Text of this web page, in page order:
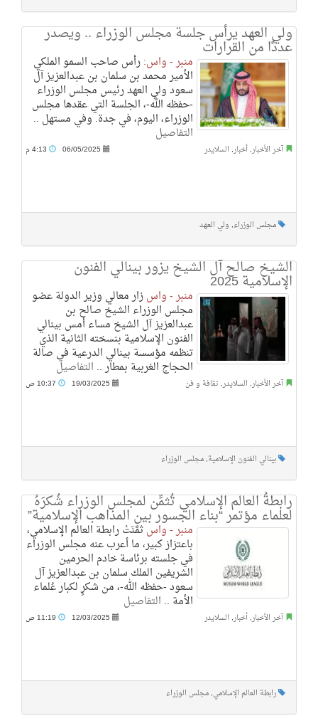
ولي العهد يرأس جلسة مجلس الوزراء .. ويصدر
عددًا من القرارات
منبر - واس:رأس صاحب السمو الملكي
الأمير محمد بن سلمان بن عبدالعزيز آل
سعود ولي العهد رئيس مجلس الوزراء
-حفظه الله-، الجلسة التي عقدها مجلس
الوزراء، اليوم، في جدة. وفي مستهل ..
التفاصيل
آخر الأخبار, أخبار, السلايدر 06/05/2025
مجلس الوزراء, ولي العهد
الشيخ صالح آل الشيخ يزور بينالي الفنون
الإسلامية 2025
منبر - واسزار معالي وزير الدولة عضو
مجلس الوزراء الشيخ صالح بن
عبدالعزيز آل الشيخ مساء أمس بينالي
الفنون الإسلامية بنسخته الثانية الذي
تنظمه مؤسسة بينالي الدرعية في صالة
الحجاج الغربية بمطار .. التفاصيل
آخر الأخبار, السلايدر, ثقافة و فن 19/03/2025
بينالي الفنون الإسلامية, مجلس الوزراء
رابطةُ العالم الإسلامي تُثمِّن لمجلس الوزراء شُكرَهُ
لعلماء مؤتمر “بناء الجسور بين المذاهب الإسلامية”
منبر - واسثمَّنَتْ رابطة العالم الإسلامي،
باعتزاز كبير، ما أعرب عنه مجلس الوزراء
في جلسته برئاسة خادم الحرمين
الشريفين الملك سلمان بن عبدالعزيز آل
سعود -حفظه الله-، من شكرٍ لكبار عُلماء
الأمة .. التفاصيل
آخر الأخبار, أخبار, السلايدر 12/03/2025
رابطة العالم الإسلامي, مجلس الوزراء